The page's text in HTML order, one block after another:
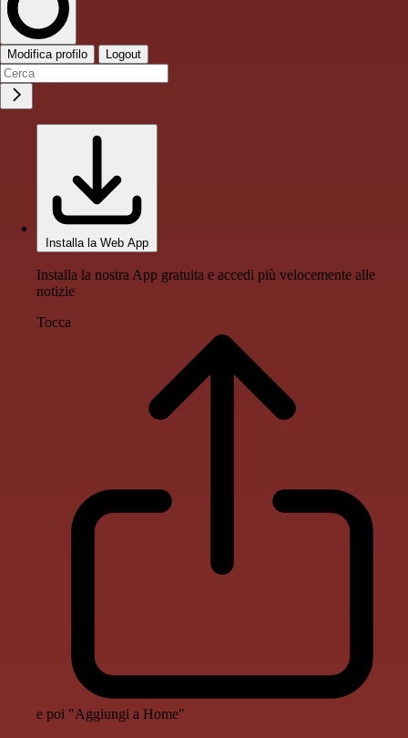
Modifica profilo Logout
Installa la Web App
Installa la nostra App gratuita e accedi più velocemente alle
notizie
Tocca
e poi "Aggiungi a Home"